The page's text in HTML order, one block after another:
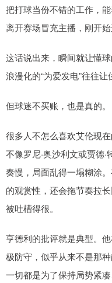
把打球当份不错的工作，
离开赛场冒充主播，刚开
这话说出来，瞬间就让懂
浪漫化的“为爱发电”往往让
但球迷不买账，也是真的。
很多人不怎么喜欢艾伦现
不像罗尼·奥沙利文或贾德
奏慢，局面乱得一塌糊涂
的观赏性，还会拖节奏拉
被吐槽得很。
亨德利的批评就是典型。
极防守，似乎从来不是那
一切都是为了保持局势紧